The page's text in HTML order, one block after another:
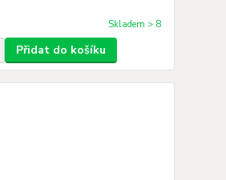
Skladem > 8
Přidat do košíku